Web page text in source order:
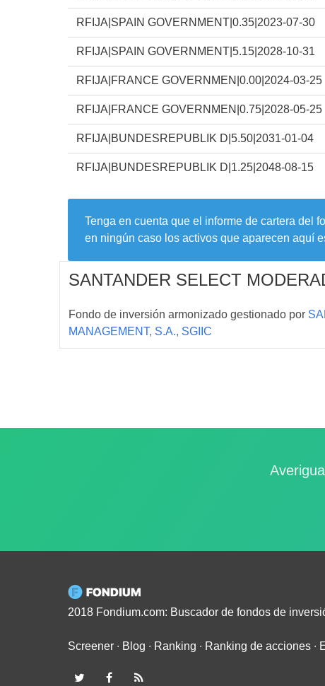
RFIJA|SPAIN GOVERNMENT|0.35|2023-07-30
RFIJA|SPAIN GOVERNMENT|5.15|2028-10-31
RFIJA|FRANCE GOVERNMEN|0.00|2024-03-25
RFIJA|FRANCE GOVERNMEN|0.75|2028-05-25
RFIJA|BUNDESREPUBLIK D|5.50|2031-01-04
RFIJA|BUNDESREPUBLIK D|1.25|2048-08-15
Tenga en cuenta que el informe de cartera del
en ningún caso los activos que aparecen aquí
SANTANDER SELECT
Fondo de inversión armonizado gestionado por
MANAGEMENT, S.A., SGIIC
2018 Fondium.com: Buscador de fondos de
Screener ∙ Blog ∙ Ranking ∙ Ranking de acciones ∙